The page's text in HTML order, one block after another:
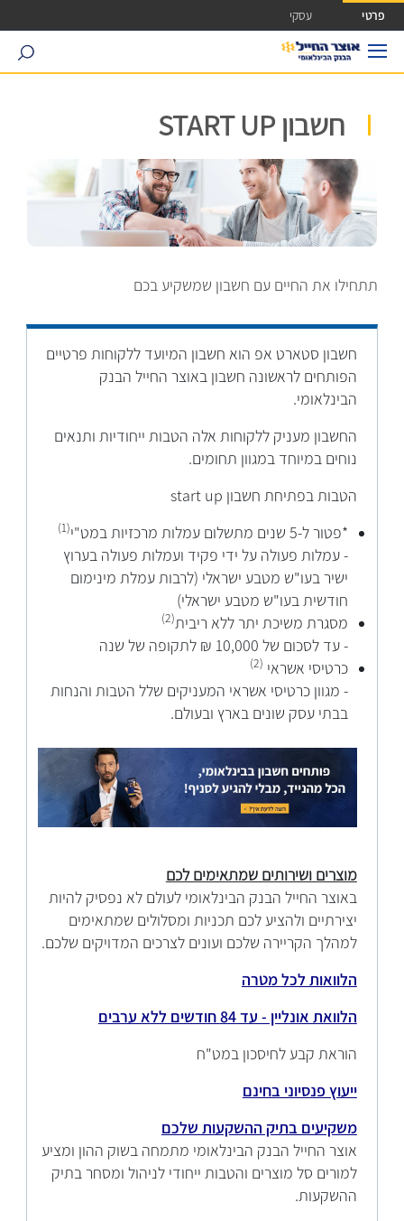
גישה ישירה לכפתור כניסה לחשבונך
פרטי עסקי
search
חשבון START UP
תתחילו את החיים עם חשבון שמשקיע בכם
חשבון סטארט אפ הוא חשבון המיועד ללקוחות פרטיים
הפותחים לראשונה חשבון באוצר החייל הבנק
הבינלאומי.
החשבון מעניק ללקוחות אלה הטבות ייחודיות ותנאים
נוחים במיוחד במגוון תחומים.
הטבות בפתיחת חשבון start up
*פטור ל-5 שנים מתשלום עמלות מרכזיות במט"י
(1)
- עמלות פעולה על ידי פקיד ועמלות פעולה בערוץ
ישיר בעו"ש מטבע ישראלי (לרבות עמלת מינימום
חודשית בעו"ש מטבע ישראלי)
מסגרת משיכת יתר ללא ריבית(2)
- עד לסכום של 10,000 ₪ לתקופה של שנה
כרטיסי אשראי (2)
- מגוון כרטיסי אשראי המעניקים שלל הטבות והנחות
בבתי עסק שונים בארץ ובעולם.
מוצרים ושירותים שמתאימים לכם
באוצר החייל הבנק הבינלאומי לעולם לא נפסיק להיות
יצירתיים ולהציע לכם תכניות ומסלולים שמתאימים
למהלך הקריירה שלכם ועונים לצרכים המדויקים שלכם.
הלוואות לכל מטרה
הלוואת אונליין - עד 84 חודשים ללא ערבים
הוראת קבע לחיסכון במט"ח
ייעוץ פנסיוני בחינם
משקיעים בתיק ההשקעות שלכם
אוצר החייל הבנק הבינלאומי מתמחה בשוק ההון ומציע
למורים סל מוצרים והטבות ייחודי לניהול ומסחר בתיק
ההשקעות.